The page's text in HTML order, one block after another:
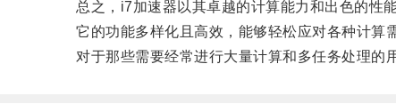
总之，i7加速器以其卓越的计算能力和出色的性能
它的功能多样化且高效，能够轻松应对各种计算需
对于那些需要经常进行大量计算和多任务处理的